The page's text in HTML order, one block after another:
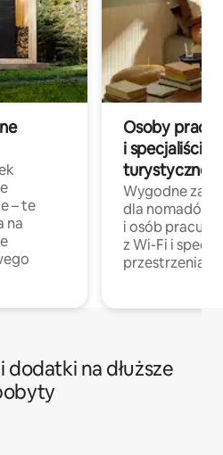
– te
na
Osoby
i specjaliści z
turystycznej
Wygodne
dla nomadów
i osób
z Wi-Fi i
przestrzenią
dodatki na dłuższe